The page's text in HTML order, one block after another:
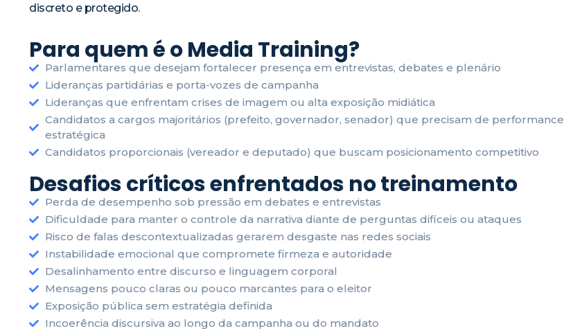
discreto e protegido.
Para quem é o Media Training?
Parlamentares que desejam fortalecer presença em entrevistas, debates e plenário
Lideranças partidárias e porta-vozes de campanha
Lideranças que enfrentam crises de imagem ou alta exposição midiática
Candidatos a cargos majoritários (prefeito, governador, senador) que precisam de performance
estratégica
Candidatos proporcionais (vereador e deputado) que buscam posicionamento competitivo
Desafios críticos enfrentados no treinamento
Perda de desempenho sob pressão em debates e entrevistas
Dificuldade para manter o controle da narrativa diante de perguntas difíceis ou ataques
Risco de falas descontextualizadas gerarem desgaste nas redes sociais
Instabilidade emocional que compromete firmeza e autoridade
Desalinhamento entre discurso e linguagem corporal
Mensagens pouco claras ou pouco marcantes para o eleitor
Exposição pública sem estratégia definida
Incoerência discursiva ao longo da campanha ou do mandato